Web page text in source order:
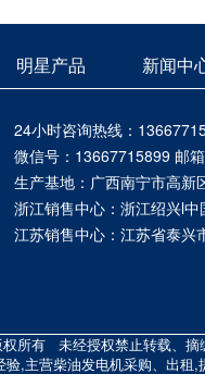
明星产品 新闻中
24小时咨询热线：
微信号：13667715899 邮
生产基地：广西南宁市高新
浙江销售中心：浙江绍兴l
江苏销售中心：江苏省泰兴
权所有 未经授权禁止转载、摘
,主营柴油发电机采购、出